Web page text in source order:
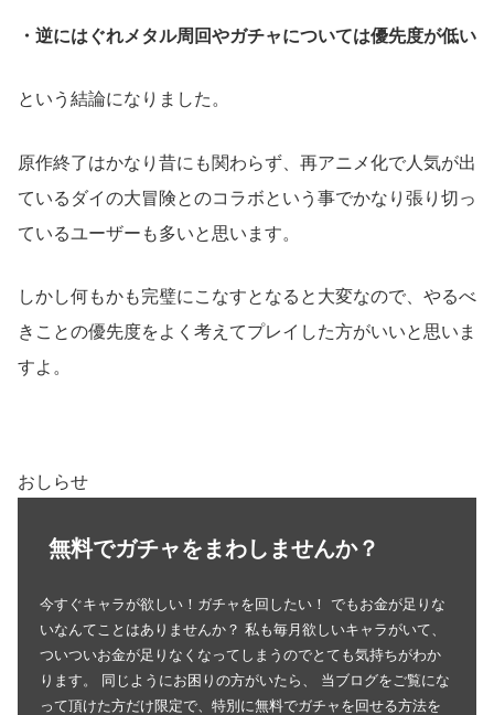
・逆にはぐれメタル周回やガチャについては優先度が低い
という結論になりました。
原作終了はかなり昔にも関わらず、再アニメ化で人気が出
ているダイの大冒険とのコラボという事でかなり張り切っ
ているユーザーも多いと思います。
しかし何もかも完璧にこなすとなると大変なので、やるべ
きことの優先度をよく考えてプレイした方がいいと思いま
すよ。
おしらせ
無料でガチャをまわしませんか？
今すぐキャラが欲しい！ガチャを回したい！ でもお金が足りな
いなんてことはありませんか？ 私も毎月欲しいキャラがいて、
ついついお金が足りなくなってしまうのでとても気持ちがわか
ります。 同じようにお困りの方がいたら、 当ブログをご覧にな
って頂けた方だけ限定で、特別に無料でガチャを回せる方法を